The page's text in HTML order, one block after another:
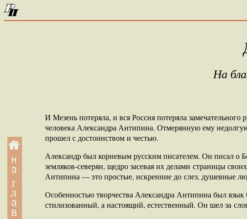
На
И Мезень потеряла, и вся Россия потеряла замечательного
человека Александра Антипина. Отмерянную ему
прошел с достоинством и честью.
Александр был корневым русским писателем. Он писал о
земляков-северян, щедро засевая их делами страницы
Антипина — это простые, искренние до слез, душевные
Особенностью творчества Александра Антипина был
стилизованный, а настоящий, естественный. Он шел за